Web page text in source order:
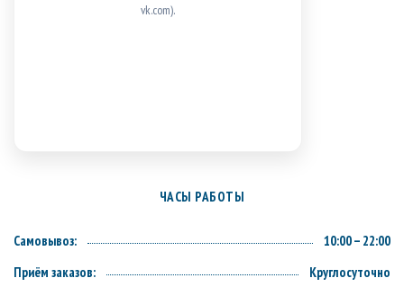
vk.com).
ЧАСЫ РАБОТЫ
Самовывоз:
10:00 – 22:00
Приём заказов:
Круглосуточно